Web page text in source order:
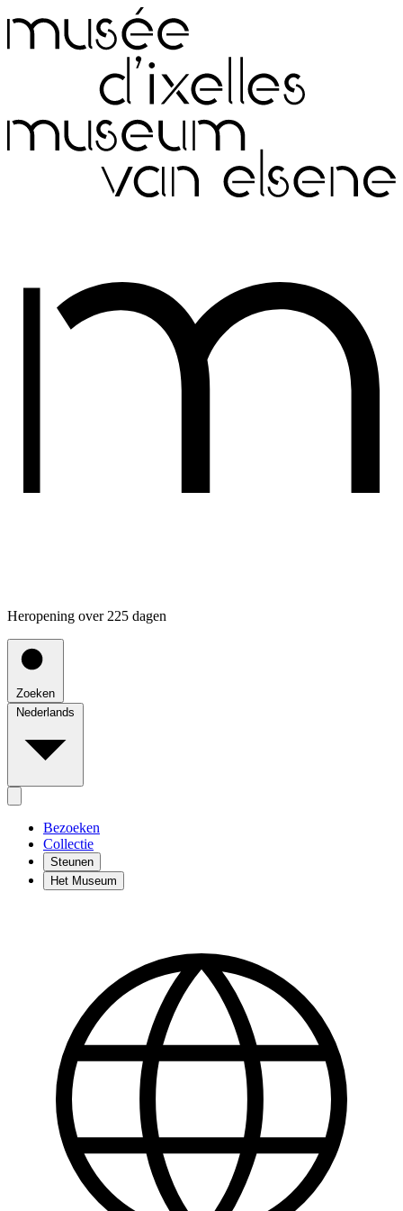
Heropening over 225 dagen
Zoeken
Nederlands
Bezoeken
Collectie
Steunen
Het Museum